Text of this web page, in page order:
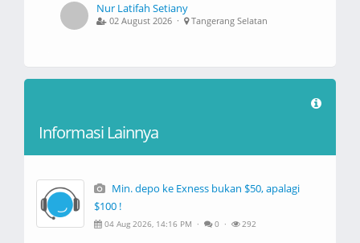
Nur Latifah Setiany
02 August 2026 · Tangerang Selatan
Informasi Lainnya
Min. depo ke Exness bukan $50, apalagi
$100 !
04 Aug 2026, 14:16 PM · 0 · 292